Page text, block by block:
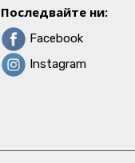
Последвайте ни:
Facebook
Instagram